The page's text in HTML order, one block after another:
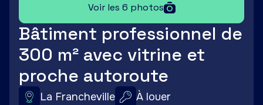
Voir les 6 photos
Bâtiment professionnel de
300 m² avec vitrine et
proche autoroute
La Francheville À louer